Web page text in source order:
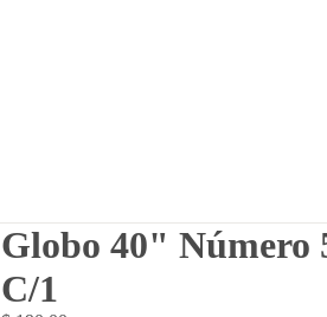
Globo 40" Número
C/1